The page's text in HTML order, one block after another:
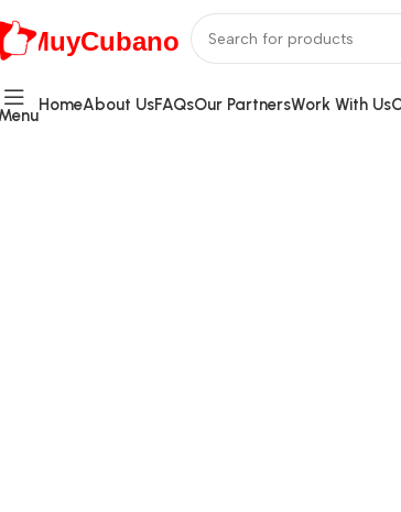
MuyCubano
HomeAbout UsFAQsOur PartnersWork With Us